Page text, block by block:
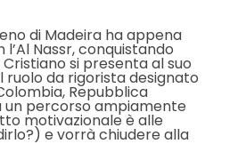
di Madeira ha appena
Nassr, conquistando
si presenta al suo
da rigorista designato
Repubblica
un percorso ampiamente
motivazionale è alle
e vorrà chiudere alla